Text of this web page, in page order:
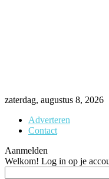
zaterdag, augustus 8, 2026
Adverteren
Contact
Aanmelden
Welkom! Log in op je